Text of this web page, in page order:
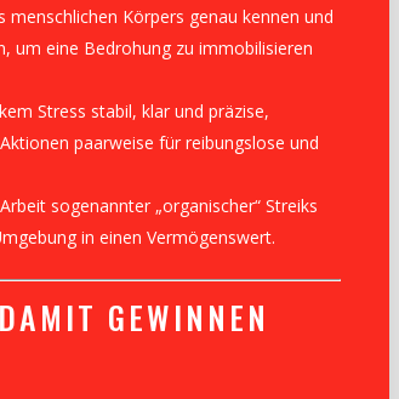
menschlichen Körpers genau kennen und
um eine Bedrohung zu immobilisieren
Stress stabil, klar und präzise,
paarweise für reibungslose und
sogenannter „organischer“ Streiks
in einen Vermögenswert.
GEWINNEN